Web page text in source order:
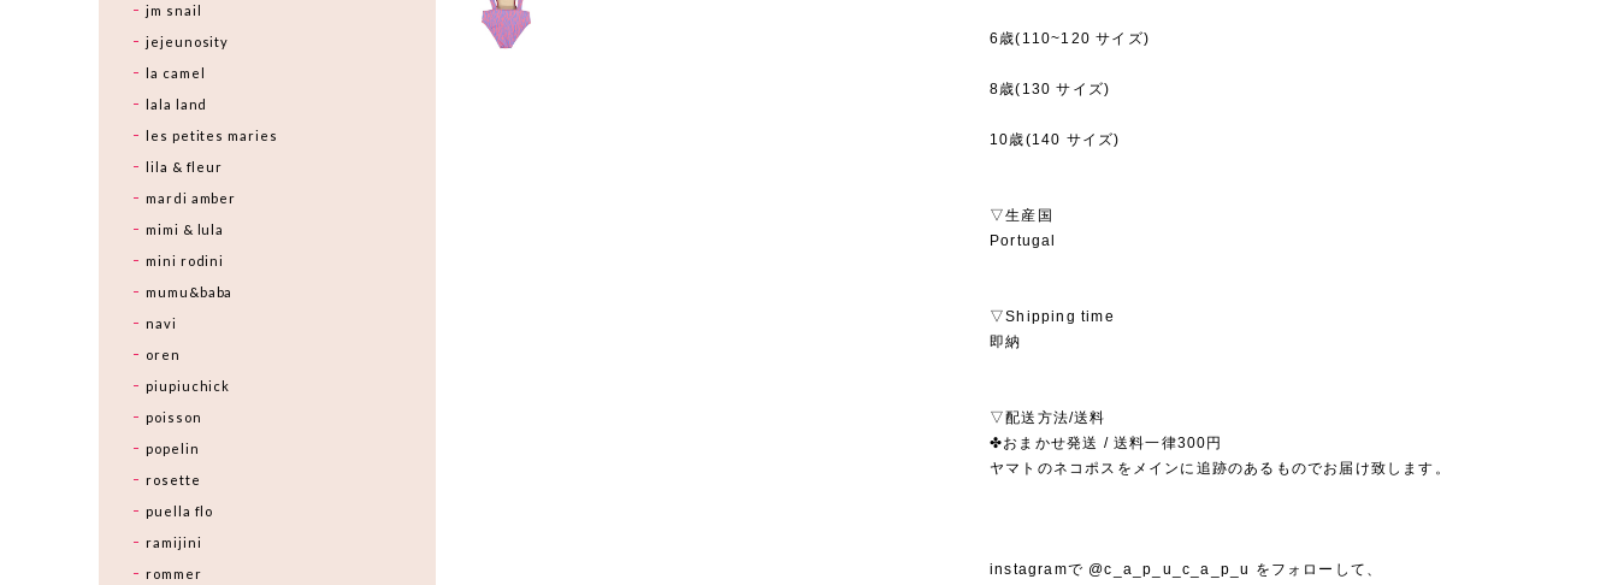
6歳(110~120 サイズ)
8歳(130 サイズ)
10歳(140 サイズ)
▽生産国
Portugal
▽Shipping time
即納
▽配送方法/送料
✤おまかせ発送 / 送料一律300円
ヤマトのネコポスをメインに追跡のあるものでお届け致します。
instagramで @c_a_p_u_c_a_p_u をフォローして、
jm snail
jejeunosity
la camel
lala land
les petites maries
lila & fleur
mardi amber
mimi & lula
mini rodini
mumu&baba
navi
oren
piupiuchick
poisson
popelin
rosette
puella flo
ramijini
rommer